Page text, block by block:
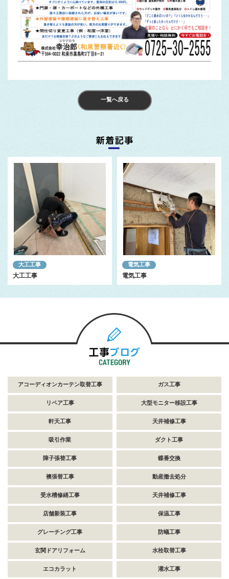
一覧へ戻る
大工工事
大工工事
電気工事
電気工事
アコーディオンカーテン取替工事 ガス工事
リペア工事 大型モニター移設工事
軒天工事 天井補修工事
吸引作業 ダクト工事
障子張替工事 蝶番交換
襖張替工事 動産撤去処分
受水槽修繕工事 天井補修工事
店舗新装工事 保温工事
グレーチング工事 防蟻工事
玄関ドアリフォーム 水栓取替工事
エコカラット 灌水工事